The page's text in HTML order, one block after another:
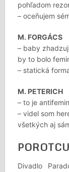
pohľadom
– oceňujem
M. FORGÁCS
– baby
by to bolo
– statická
M. PETERICH
– to je
– videl som
všetkých aj
Divadlo